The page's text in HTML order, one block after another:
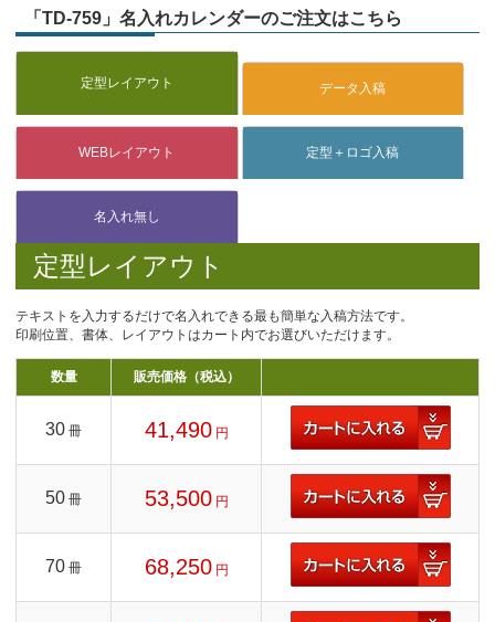
「TD-759」名入れカレンダーのご注文はこちら
定型レイアウト
テキストを入力するだけで名入れできる最も簡単な入稿方法です。
印刷位置、書体、レイアウトはカート内でお選びいただけます。
数量 販売価格（税込）
30 冊 41,490 円
50 冊 53,500 円
70 冊 68,250 円